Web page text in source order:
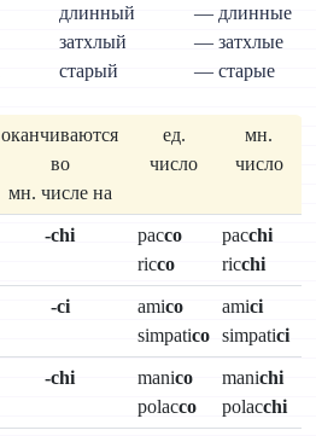
длинный
— длинные
затхлый
— затхлые
старый — старые
оканчиваются
во
мн. числе на
ед.
число
мн.
число
-chi pacco
ricco
pacchi
ricchi
-ci amico
simpatico
amici
simpatici
-chi manico
polacco
manichi
polacchi